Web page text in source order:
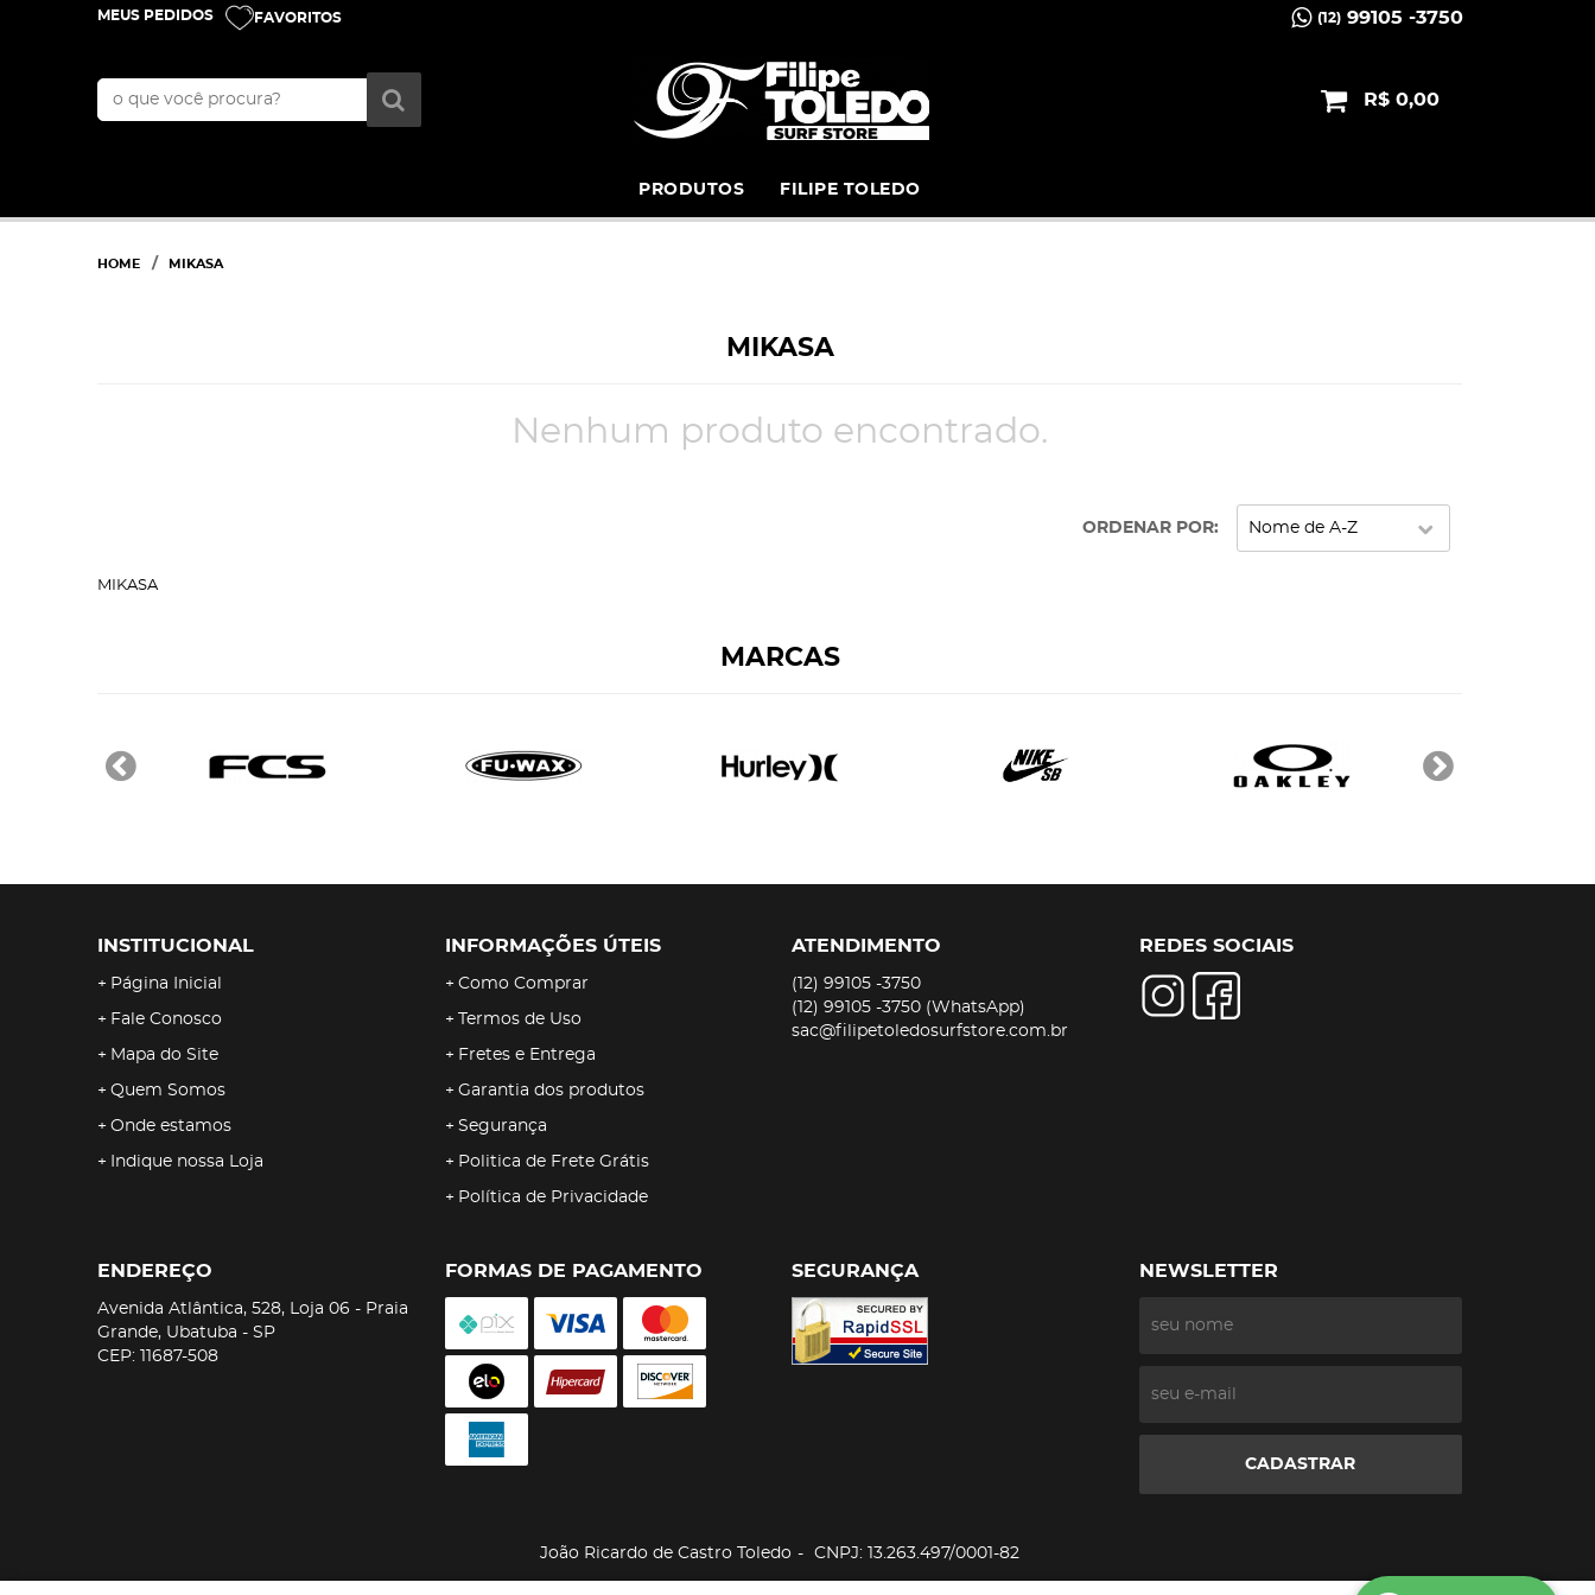
MEUS PEDIDOS FAVORITOS (12)99105 -3750
R$ 0,00
PRODUTOS FILIPE TOLEDO
HOME MIKASA
MIKASA
ORDENAR POR Nome de A-Z
Nenhum produto encontrado.
MIKASA
MARCAS
INSTITUCIONAL
Página Inicial
Fale Conosco
Mapa do Site
Quem Somos
Onde estamos
Indique nossa Loja
INFORMAÇÕES ÚTEIS
Como Comprar
Termos de Uso
Fretes e Entrega
Garantia dos produtos
Segurança
Politica de Frete Grátis
Política de Privacidade
ATENDIMENTO
(12) 99105 -3750
(12) 99105 -3750 (WhatsApp)
sac@filipetoledosurfstore.com.br
REDES SOCIAIS
ENDEREÇO
Avenida Atlântica, 528, Loja 06 - Praia
Grande, Ubatuba - SP
CEP: 11687-508
FORMAS DE PAGAMENTO SEGURANÇA NEWSLETTER
CADASTRAR
João Ricardo de Castro Toledo CNPJ: 13.263.497/0001-82